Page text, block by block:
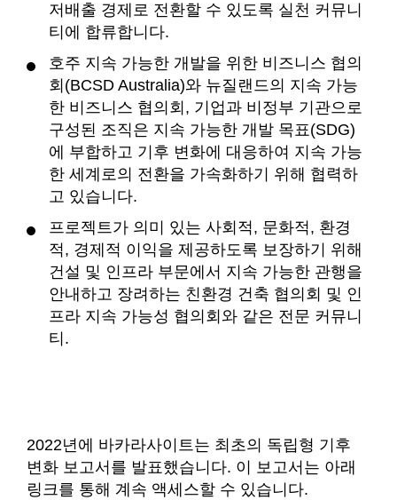
저배출 경제로 전환할 수 있도록 실천 커뮤니
티에 합류합니다.
호주 지속 가능한 개발을 위한 비즈니스 협의
회(BCSD Australia)와 뉴질랜드의 지속 가능
한 비즈니스 협의회, 기업과 비정부 기관으로
구성된 조직은 지속 가능한 개발 목표(SDG)
에 부합하고 기후 변화에 대응하여 지속 가능
한 세계로의 전환을 가속화하기 위해 협력하
고 있습니다.
프로젝트가 의미 있는 사회적, 문화적, 환경
적, 경제적 이익을 제공하도록 보장하기 위해
건설 및 인프라 부문에서 지속 가능한 관행을
안내하고 장려하는 친환경 건축 협의회 및 인
프라 지속 가능성 협의회와 같은 전문 커뮤니
티.
2022년에 바카라사이트는 최초의 독립형 기후
변화 보고서를 발표했습니다. 이 보고서는 아래
링크를 통해 계속 액세스할 수 있습니다.